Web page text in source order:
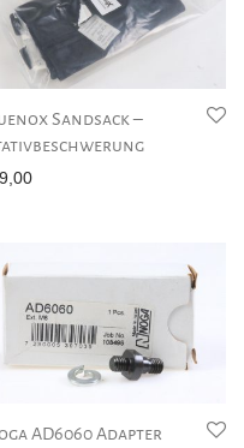
Sandsack –
9,00
AD6060 Adapter